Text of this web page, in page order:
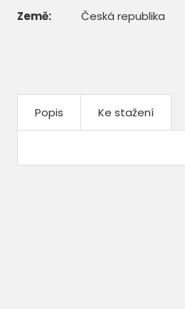
Země:
Česká republika
Popis Ke stažení